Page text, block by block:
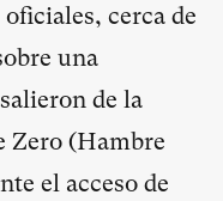
cerca de
una
de la
Zero (Hambre
el acceso de